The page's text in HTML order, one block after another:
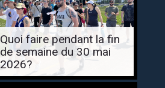
Quoi faire pendant la fin
de semaine du 30 mai
2026?